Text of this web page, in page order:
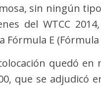
sin ningún
del WTCC
Fórmula E (Fórmula
quedó
que se adjudicó